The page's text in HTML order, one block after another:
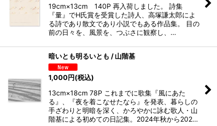
19cm×13cm 140P 再入荷しました。 詩集
『量』でH氏賞を受賞した詩人、高塚謙太郎によ
る詩であり散文であり小説でもある作品集。 目の
前の日々を、風景を、つぶさに観察し、…
暗いとも明るいとも / 山階基
1,000円(税込)
13cm×18cm 78P これまでに歌集『風にあた
る』、『夜を着こなせたなら』を発表、暮らしの
手ざわりと明暗を深く、かろやかに詠む歌人・山
階基による初めての日記集。2024年秋から202…